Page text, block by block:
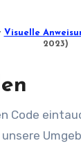
Visuelle
2023)